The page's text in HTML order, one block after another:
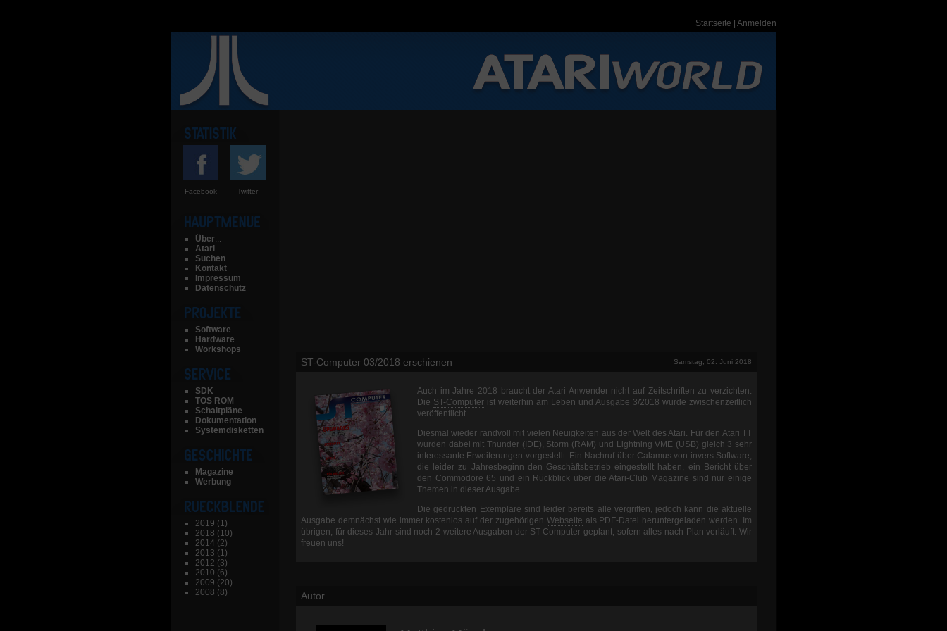
Startseite Anmelden
Facebook Twitter
Über...
Atari
Suchen
Kontakt
Impressum
Datenschutz
Software
Hardware
Workshops
SDK
TOS ROM
Schaltpläne
Dokumentation
Systemdisketten
Magazine
Werbung
2019 (1)
2018 (10)
2014 (2)
2013 (1)
2012 (3)
2010 (6)
2009 (20)
2008 (8)
ST-Computer 03/2018 erschienen Samstag, 02. Juni 2018
Auch im Jahre 2018 braucht der Atari Anwender nicht auf Zeitschriften zu verzichten.
Die ST-Computer ist weiterhin am Leben und Ausgabe 3/2018 wurde zwischenzeitlich
veröffentlicht.
Diesmal wieder randvoll mit vielen Neuigkeiten aus der Welt des Atari. Für den Atari TT
wurden dabei mit Thunder (IDE), Storm (RAM) und Lightning VME (USB) gleich 3 sehr
interessante Erweiterungen vorgestellt. Ein Nachruf über Calamus von invers Software,
die leider zu Jahresbeginn den Geschäftsbetrieb eingestellt haben, ein Bericht über
den Commodore 65 und ein Rückblick über die Atari-Club Magazine sind nur einige
Themen in dieser Ausgabe.
Die gedruckten Exemplare sind leider bereits alle vergriffen, jedoch kann die aktuelle
Ausgabe demnächst wie immer kostenlos auf der zugehörigen Webseite als PDF-Datei heruntergeladen werden. Im
übrigen, für dieses Jahr sind noch 2 weitere Ausgaben der ST-Computer geplant, sofern alles nach Plan verläuft. Wir
freuen uns!
Autor